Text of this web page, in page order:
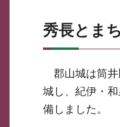
秀長とま
郡山城は筒井
城し、紀伊・
備しました。